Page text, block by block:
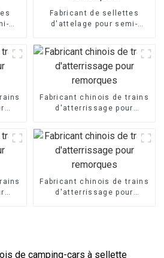
Fabricant de sellettes
d'attelage pour semi-
Fabricant chinois de trains
d'atterrissage pour
Fabricant chinois de trains
d'atterrissage pour